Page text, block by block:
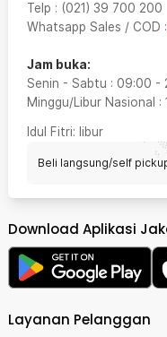
Telp : (021) 39 700 200
Whatsapp Sales / COD :
Jam buka:
Senin - Sabtu : 09:00 -
Minggu/Libur Nasional :
Idul Fitri: libur
Beli langsung/self
Download Aplikasi
Layanan Pelanggan